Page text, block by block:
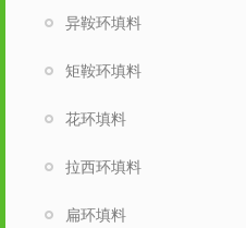
异鞍环填料
矩鞍环填料
花环填料
拉西环填料
扁环填料